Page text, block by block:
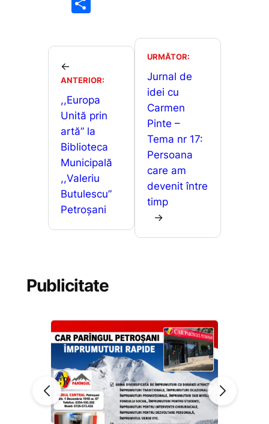
o
o
k
s
A
p
p
s
e
n
ta
a
z
ă
←
ANTERIOR:
,,Europa
Unită prin
artă” la
Biblioteca
Municipală
,,Valeriu
Butulescu”
Petroșani
URMĂTOR:
Jurnal de
idei cu
Carmen
Pinte –
Tema nr 17:
Persoana
care am
devenit între
timp
→
Publicitate